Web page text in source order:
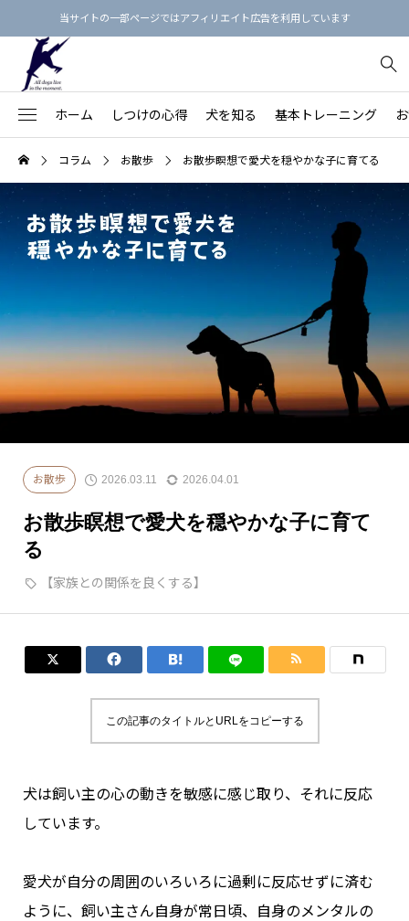
当サイトの一部ページではアフィリエイト広告を利用しています
ホーム しつけの心得 犬を知る 基本トレーニング
【家族との関係を良くす
る】
78
【近隣との関係を良くす
る】
43
噛みつき 20
引っ張り
怖がり・シャイ 28
落ち着きがない・ハイパー
拾い食い・誤食・誤飲
褒め方・叱り方
犬の思春期
プードル
犬のしつけ3原則
Beのトレーニング
オヤツを使わないしつけ方
【保存版】犬という生き物を知る
【総集編】犬語の単語帳：犬のボディランゲージ
【総集編】カーミング・シグナルをおぼえよう！
【保存版】犬の年齢を人間の年齢に換算すると？
思春期の犬（生後6カ月～2歳頃）
【決定版】「飼い主の指示に即座に従う犬」の育て方
基本的生活習慣を身につけよう！
【完全版】愛犬に『おすわり』を教えよう
本の通りに教えてもうまくいかないのはなぜ？
しつけ教室にかけたお金を無駄にしない7つの方法
お散歩マナー最新ガイド
首輪の正しい着け方
リードの選び方
ドッグラン
パックウォーク
フィラリア予防薬のえらび方
歯みがきの練習
爪切りをしよう
目のまわりのお手入れ
犬用品リスト
心理・行動本15冊
食事・健康の本9冊
コラム お散歩 お散歩瞑想で愛犬を穏やかな子に育てる
お散歩 2026.03.11 2026.04.01
お散歩瞑想で愛犬を穏やかな子に育て
る
【家族との関係を良くする】
   
この記事のタイトルとURLをコピーする
犬は飼い主の心の動きを敏感に感じ取り、それに反応
しています。
愛犬が自分の周囲のいろいろに過剰に反応せずに済む
ように、飼い主さん自身が常日頃、自身のメンタルの